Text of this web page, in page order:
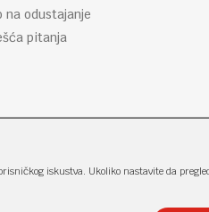
na odustajanje
pitanja
iskustva. Ukoliko nastavite da